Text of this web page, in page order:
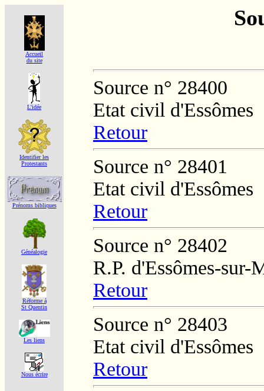
Accueil
du site
L'idée
Identifier les
Protestants
Prénoms bibliques
Généalogie
Réforme á
St Quentin
Les liens
Nous écrire
Source n° 28400
Etat civil d'Essômes
Retour
Source n° 28401
Etat civil d'Essômes
Retour
Source n° 28402
R.P. d'Essômes-sur-
Retour
Source n° 28403
Etat civil d'Essômes
Retour